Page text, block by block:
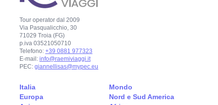
Tour operator dal 2009
Via Pasqualicchio, 30
71029 Troia (FG)
p.iva 03521050710
Telefono: +39 0881 977323
E-mail: info@raemiviaggi.it
PEC: giannellisas@mypec.eu
Italia
Mondo
Europa
Nord e Sud America